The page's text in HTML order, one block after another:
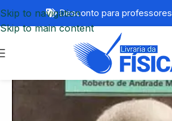
Skip to navigation
Skip to main content
Desconto para professores,